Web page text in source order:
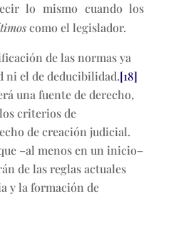
lo mismo cuando los
como el legislador.
de las normas ya
ni el de deducibilidad.[18]
una fuente de derecho,
criterios de
de creación judicial.
–al menos en un inicio–
de las reglas actuales
y la formación de